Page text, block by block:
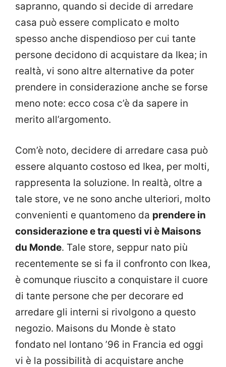
sapranno, quando si decide di arredare
casa può essere complicato e molto
spesso anche dispendioso per cui tante
persone decidono di acquistare da Ikea; in
realtà, vi sono altre alternative da poter
prendere in considerazione anche se forse
meno note: ecco cosa c’è da sapere in
merito all’argomento.
Com’è noto, decidere di arredare casa può
essere alquanto costoso ed Ikea, per molti,
rappresenta la soluzione. In realtà, oltre a
tale store, ve ne sono anche ulteriori, molto
convenienti e quantomeno da prendere in
considerazione e tra questi vi è Maisons
du Monde. Tale store, seppur nato più
recentemente se si fa il confronto con Ikea,
è comunque riuscito a conquistare il cuore
di tante persone che per decorare ed
arredare gli interni si rivolgono a questo
negozio. Maisons du Monde è stato
fondato nel lontano ’96 in Francia ed oggi
vi è la possibilità di acquistare anche